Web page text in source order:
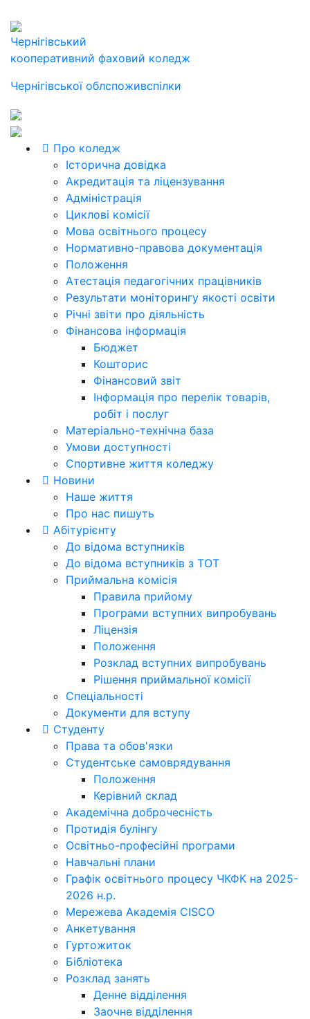
Чернігівський
кооперативний фаховий коледж
Чернігівської облспоживспілки
Про коледж
Історична довідка
Акредитація та ліцензування
Адміністрація
Циклові комісії
Мова освітнього процесу
Нормативно-правова документація
Положення
Атестація педагогічних працівників
Результати моніторингу якості освіти
Річні звіти про діяльність
Фінансова інформація
Бюджет
Кошторис
Фінансовий звіт
Інформація про перелік товарів,
робіт і послуг
Матеріально-технічна база
Умови доступності
Спортивне життя коледжу
Новини
Наше життя
Про нас пишуть
Абітурієнту
До відома вступників
До відома вступників з ТОТ
Приймальна комісія
Правила прийому
Програми вступних випробувань
Ліцензія
Положення
Розклад вступних випробувань
Рішення приймальної комісії
Спеціальності
Документи для вступу
Студенту
Права та обов'язки
Студентське самоврядування
Положення
Керівний склад
Академічна доброчесність
Протидія булінгу
Освітньо-професійні програми
Навчальні плани
Графік освітнього процесу ЧКФК на 2025-
2026 н.р.
Мережева Академія CISCO
Анкетування
Гуртожиток
Бібліотека
Розклад занять
Денне відділення
Заочне відділення